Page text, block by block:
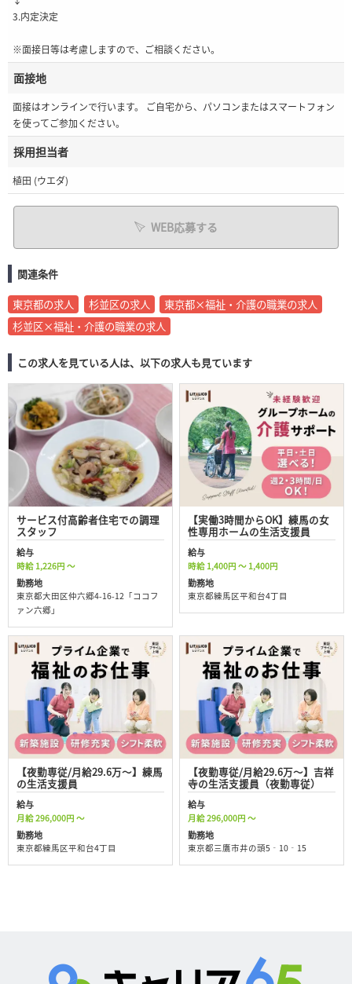
3.内定決定
※面接日等は考慮しますので、ご相談ください。
面接地
面接はオンラインで行います。 ご自宅から、パソコンまたはスマートフォン
を使ってご参加ください。
採用担当者
植田 (ウエダ)
WEB応募する
関連条件
東京都の求人 杉並区の求人
東京都×福祉・介護の職業の求人
杉並区×福祉・介護の職業の求人
この求人を見ている人は、以下の求人も見ています
サービス付高齢者住宅での調理
スタッフ
給与
時給 1,226円 ～
勤務地
東京都大田区仲六郷4-16-12「ココフ
ァン六郷」
【実働3時間からOK】練馬の女
性専用ホームの生活支援員
給与
時給 1,400円 ～ 1,400円
勤務地
東京都練馬区平和台4丁目
【夜勤専従/月給29.6万〜】練馬
の生活支援員
給与
月給 296,000円 ～
勤務地
東京都練馬区平和台4丁目
【夜勤専従/月給29.6万〜】吉祥
寺の生活支援員（夜勤専従）
給与
月給 296,000円 ～
勤務地
東京都三鷹市井の頭5‐10‐15